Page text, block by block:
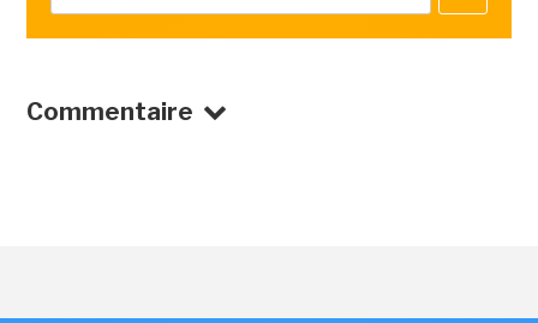
Commentaire